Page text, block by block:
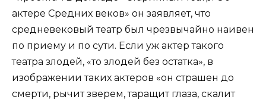
актере Средних веков» он заявляет, что
средневековый театр был чрезвычайно наивен
по приему и по сути. Если уж актер такого
театра злодей, «то злодей без остатка», в
изображении таких актеров «он страшен до
смерти, рычит зверем, таращит глаза, скалит